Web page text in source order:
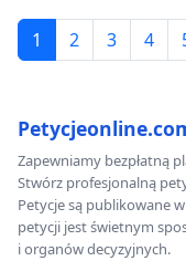
1 2 3 4
Zapewniamy bezpłatną
Stwórz profesjonalną
Petycje są publikowane
petycji jest świetnym
i organów decyzyjnych.